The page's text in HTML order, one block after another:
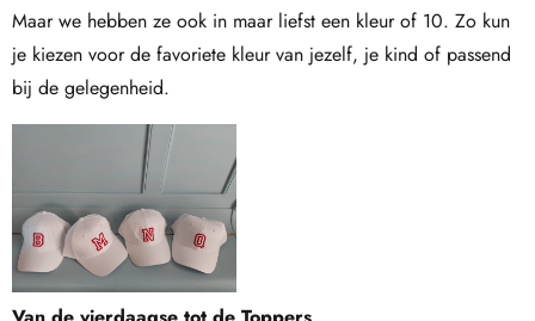
Maar we hebben ze ook in maar liefst een kleur of 10. Zo kun
je kiezen voor de favoriete kleur van jezelf, je kind of passend
bij de gelegenheid.